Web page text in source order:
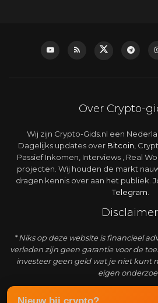
Over Crypto-
Wij zijn Crypto-Gids.nl een
Dagelijks updates over Bitcoin,
Passief Inkomen, Interviews , Real
projecten. Wij houden de markt
dragen kennis over aan het publiek.
Telegram.
* Niks op deze website is financieel
verleden zijn geen garantie voor de
investeer geen geld wat je niet kunt
eigen